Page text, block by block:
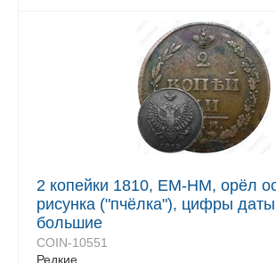
2 копейки 1810, ЕМ-НМ, орёл
рисунка ("пчёлка"), цифры
большие
COIN-10551
Редкие